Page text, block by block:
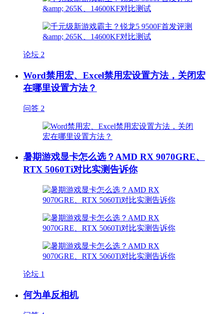
论坛 2
Word禁用宏、Excel禁用宏设置方法，关闭宏
在哪里设置方法？
问答 2
暑期游戏显卡怎么选？AMD RX 9070GRE、
RTX 5060Ti对比实测告诉你
论坛 1
何为单反相机